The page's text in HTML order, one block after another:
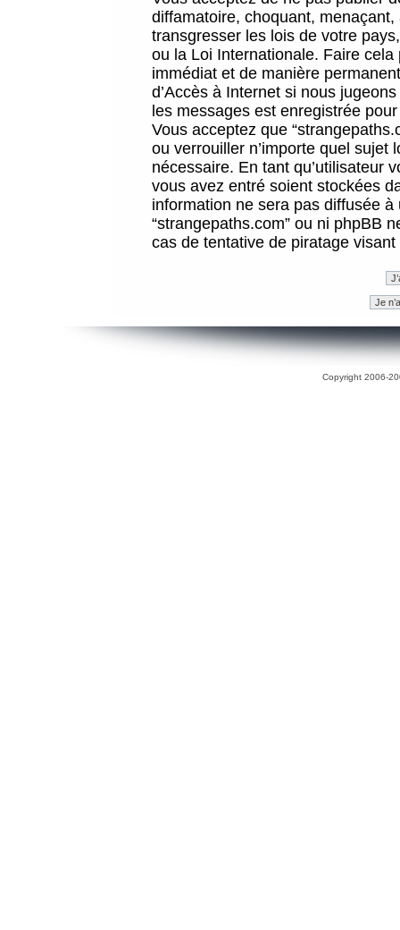
diffamatoire, choquant,
transgresser les lois de votre
ou la Loi Internationale. Faire
immédiat et de manière
d’Accès à Internet si nous
les messages est enregistrée
Vous acceptez que
ou verrouiller n’importe quel sujet
nécessaire. En tant qu’utilisateur
vous avez entré soient stockées
information ne sera pas diffusée
“strangepaths.com” ou ni phpBB
cas de tentative de piratage
Copyright 2006-